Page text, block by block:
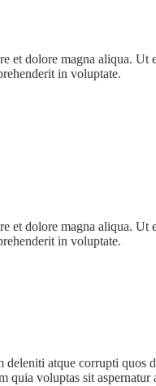
dolore magna aliqua.
in voluptate.
dolore magna aliqua.
in voluptate.
atque corrupti quos
voluptas sit aspernatur